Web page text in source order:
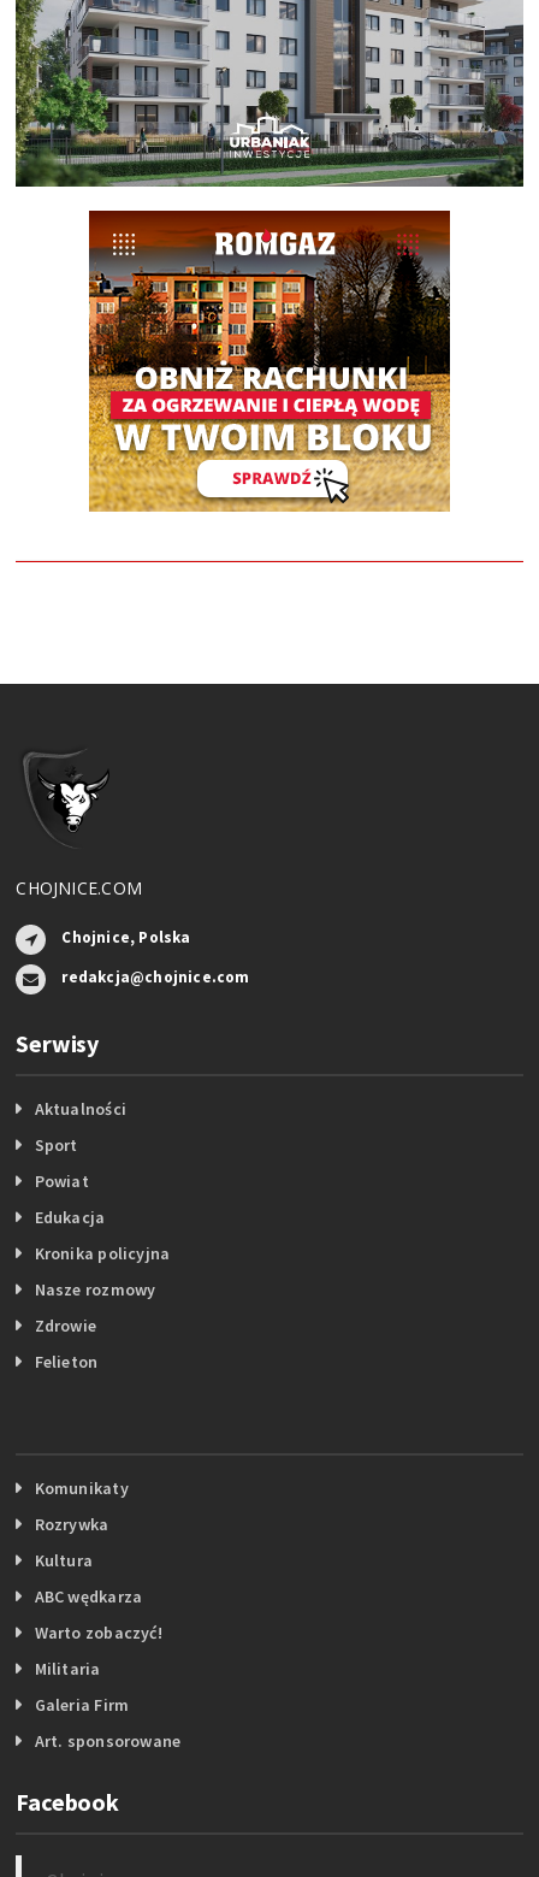
CHOJNICE.COM
Chojnice, Polska
redakcja@chojnice.com
Serwisy
Aktualności
Sport
Powiat
Edukacja
Kronika policyjna
Nasze rozmowy
Zdrowie
Felieton
Komunikaty
Rozrywka
Kultura
ABC wędkarza
Warto zobaczyć!
Militaria
Galeria Firm
Art. sponsorowane
Facebook